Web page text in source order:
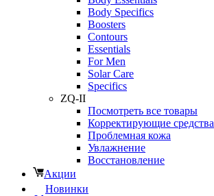
Body Specifics
Boosters
Contours
Essentials
For Men
Solar Care
Specifics
ZQ-II
Посмотреть все товары
Корректирующие средства
Проблемная кожа
Увлажнение
Восстановление
Акции
Новинки